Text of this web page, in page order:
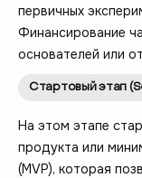
первичных
Финансирование
основателей или
Стартовый этап
На этом этапе
продукта или
(MVP), которая